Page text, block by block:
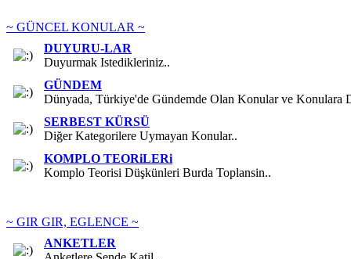
~ GÜNCEL KONULAR ~
DUYURU-LAR
Duyurmak Istedikleriniz..
GÜNDEM
Dünyada, Türkiye'de Gündemde Olan Konular ve Konulara
SERBEST KÜRSÜ
Diğer Kategorilere Uymayan Konular..
KOMPLO TEORiLERi
Komplo Teorisi Düşkünleri Burda Toplansin..
~ GIR GIR, EGLENCE ~
ANKETLER